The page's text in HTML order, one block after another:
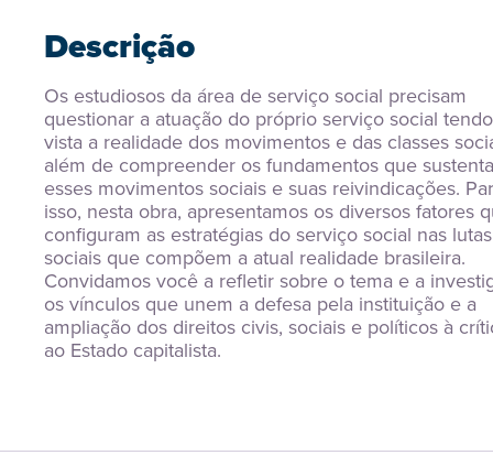
Descrição
Os estudiosos da área de serviço social precisam
questionar a atuação do próprio serviço social
vista a realidade dos movimentos e das classes
além de compreender os fundamentos que
esses movimentos sociais e suas reivindicações.
isso, nesta obra, apresentamos os diversos fatores
configuram as estratégias do serviço social nas lutas
sociais que compõem a atual realidade brasileira.
Convidamos você a refletir sobre o tema e a
os vínculos que unem a defesa pela instituição e a
ampliação dos direitos civis, sociais e políticos à
ao Estado capitalista.